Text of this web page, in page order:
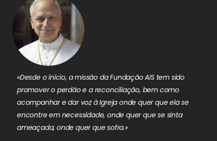
«Desde o início, a missão da Fundação AIS tem sido
promover o perdão e a reconciliação, bem como
acompanhar e dar voz à Igreja onde quer que ela se
encontre em necessidade, onde quer que se sinta
ameaçada, onde quer que sofra.»